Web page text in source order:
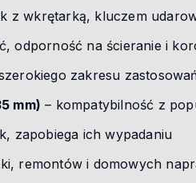
z wkrętarką, kluczem
odporność na ścieranie i
zakresu
mm) – kompatybilność z
zapobiega ich wypadaniu
remontów i domowych